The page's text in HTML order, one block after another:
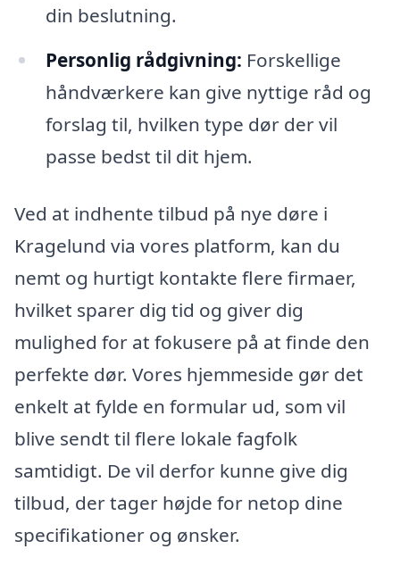
din beslutning.
Personlig rådgivning: Forskellige
håndværkere kan give nyttige råd og
forslag til, hvilken type dør der vil
passe bedst til dit hjem.
Ved at indhente tilbud på nye døre i
Kragelund via vores platform, kan du
nemt og hurtigt kontakte flere firmaer,
hvilket sparer dig tid og giver dig
mulighed for at fokusere på at finde den
perfekte dør. Vores hjemmeside gør det
enkelt at fylde en formular ud, som vil
blive sendt til flere lokale fagfolk
samtidigt. De vil derfor kunne give dig
tilbud, der tager højde for netop dine
specifikationer og ønsker.